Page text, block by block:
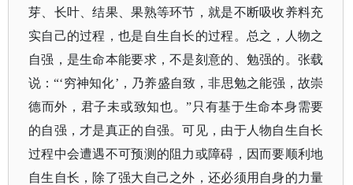
芽、长叶、结果、果熟等环节，就是不断吸收养料充
实自己的过程，也是自生自长的过程。总之，人物之
自强，是生命本能要求，不是刻意的、勉强的。张载
说：“‘穷神知化’，乃养盛自致，非思勉之能强，故崇
德而外，君子未或致知也。”只有基于生命本身需要
的自强，才是真正的自强。可见，由于人物自生自长
过程中会遭遇不可预测的阻力或障碍，因而要顺利地
自生自长，除了强大自己之外，还必须用自身的力量